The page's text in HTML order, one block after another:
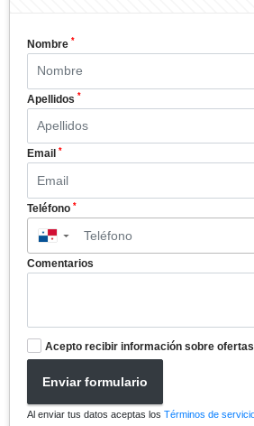
Nombre *
Apellidos *
Email *
Teléfono *
▼
Comentarios
Acepto recibir información sobre
Enviar formulario
Al enviar tus datos aceptas los Términos de